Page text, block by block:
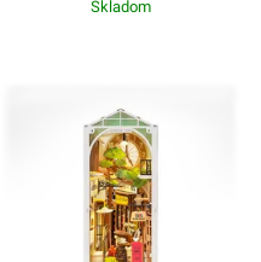
Skladom